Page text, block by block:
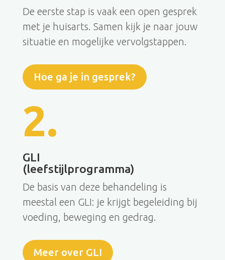
De eerste stap is vaak een open gesprek
met je huisarts. Samen kijk je naar jouw
situatie en mogelijke vervolgstappen.
Hoe ga je in gesprek?
2.
GLI
(leefstijlprogramma)
De basis van deze behandeling is
meestal een GLI: je krijgt begeleiding bij
voeding, beweging en gedrag.
Meer over GLI